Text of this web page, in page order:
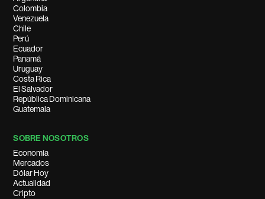
Colombia
Venezuela
Chile
Perú
Ecuador
Panamá
Uruguay
Costa Rica
El Salvador
República Dominicana
Guatemala
SOBRE NOSOTROS
Economía
Mercados
Dólar Hoy
Actualidad
Cripto